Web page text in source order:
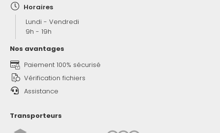
Horaires
Lundi - Vendredi
9h - 19h
Nos avantages
Paiement 100% sécurisé
Vérification fichiers
Assistance
Transporteurs